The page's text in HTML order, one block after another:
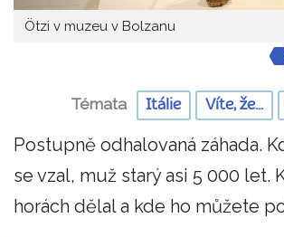
Ötzi v muzeu v Bolzanu
Témata Itálie Víte, že...
Postupně odhalovaná záhada.
se vzal, muž starý asi 5 000 let.
horách dělal a kde ho můžete